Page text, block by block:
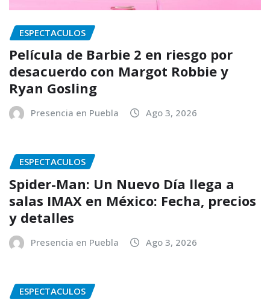
ESPECTACULOS
Película de Barbie 2 en riesgo por
desacuerdo con Margot Robbie y
Ryan Gosling
Presencia en Puebla Ago 3, 2026
ESPECTACULOS
Spider-Man: Un Nuevo Día llega a
salas IMAX en México: Fecha, precios
y detalles
Presencia en Puebla Ago 3, 2026
ESPECTACULOS